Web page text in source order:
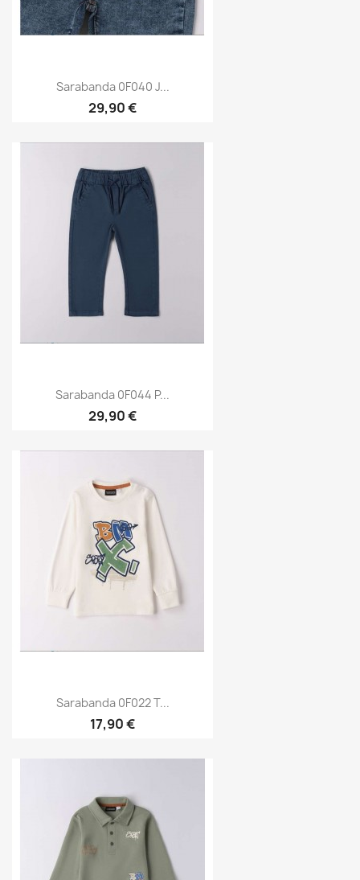
Sarabanda 0F040 J...
29,90 €
Sarabanda 0F044 P...
29,90 €
Sarabanda 0F022 T...
17,90 €